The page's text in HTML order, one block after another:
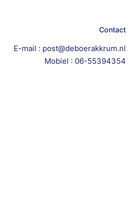
Contact
E-mail : post@deboerakkrum.nl
Mobiel : 06-55394354